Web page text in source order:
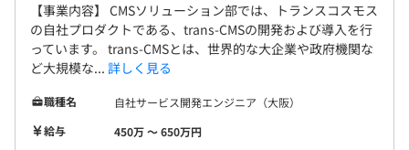
【事業内容】 CMSソリューション部では、トランスコスモス
の自社プロダクトである、trans-CMSの開発および導入を行
っています。 trans-CMSとは、世界的な大企業や政府機関な
ど大規模な... 詳しく見る
職種名
自社サービス開発エンジニア（大阪）
給与
450万 〜 650万円